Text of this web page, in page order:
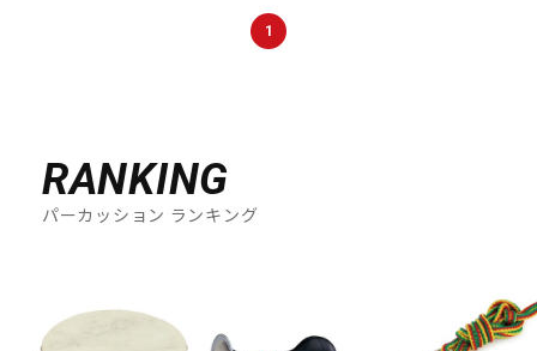
中古
1
RANKING
パーカッション ランキング